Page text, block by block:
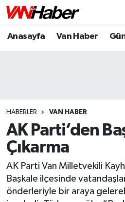
Anasayfa Van Haber
HABERLER VAN HABER
AK Parti’den
Çıkarma
AK Parti Van Milletvekili
Başkale ilçesinde
önderleriyle bir araya
Nöbetçi Eczaneler
Puan Durumu ve Fikstür
Tüm Manşetler
Son Dakika Haberleri
Haber Arşivi